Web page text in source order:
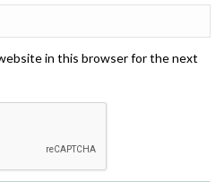
in this browser for the next